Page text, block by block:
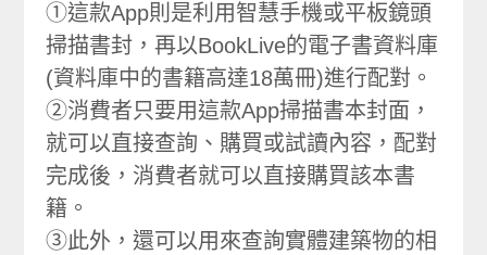
①這款App則是利用智慧手機或平板鏡頭
掃描書封，再以BookLive的電子書資料庫
(資料庫中的書籍高達18萬冊)進行配對。
②消費者只要用這款App掃描書本封面，
就可以直接查詢、購買或試讀內容，配對
完成後，消費者就可以直接購買該本書
籍。
③此外，還可以用來查詢實體建築物的相